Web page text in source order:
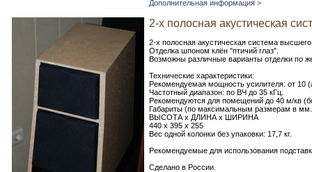
Дополнительная информация >
2-х полосная акустическая
2-х полосная акустическая система
Отделка шпоном клён "птичий глаз".
Возможны различные варианты отделки по
Технические характеристики:
Рекомендуемая мощность усилителя: от 10
Частотный диапазон: по ВЧ до 35 кГц.
Рекомендуются для помещений до 40 м/кв
Габариты (по максимальным размерам в
ВЫСОТА х ДЛИНА х ШИРИНА
440 х 395 х 255
Вес одной колонки без упаковки: 17,7 кг.
Рекомендуемые для использования
Сделано в России.